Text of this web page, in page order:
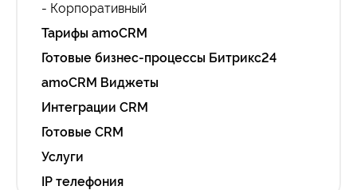
- Корпоративный
Тарифы amoCRM
Готовые бизнес-процессы Битрикс24
amoCRM Виджеты
Интеграции CRM
Готовые CRM
Услуги
IP телефония